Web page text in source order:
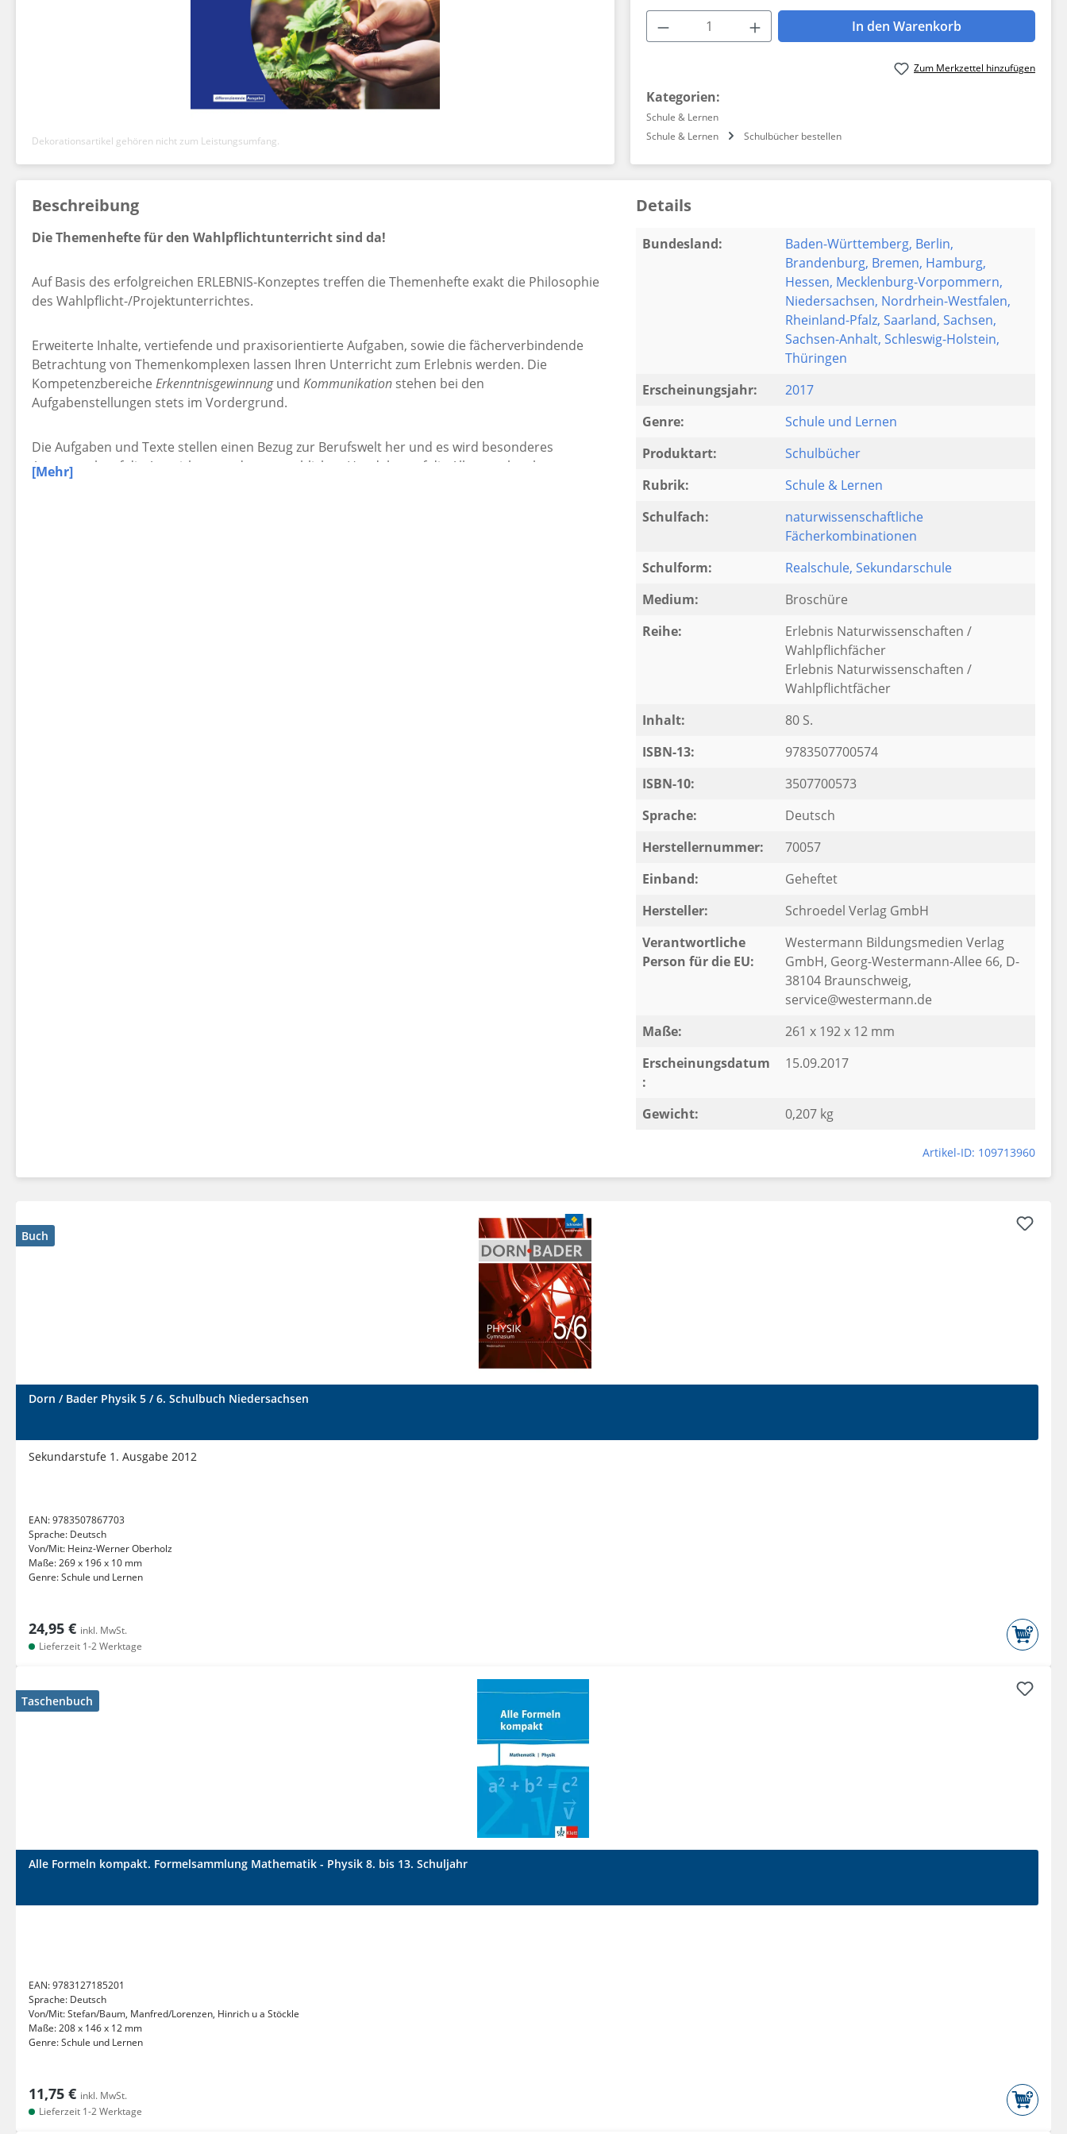
Dekorationsartikel gehören nicht zum Leistungsumfang.
Produkt Anzahl: Gib den gewünschten Wert
In den Warenkorb
Zum Merkzettel hinzufügen
Kategorien:
Schule & Lernen
Schule & Lernen
Schulbücher bestellen
Beschreibung
Die Themenhefte für den Wahlpflichtunterricht sind da!
Auf Basis des erfolgreichen ERLEBNIS-Konzeptes treffen die Themenhefte exakt die Philosophie
des Wahlpflicht-/Projektunterrichtes.
Erweiterte Inhalte, vertiefende und praxisorientierte Aufgaben, sowie die fächerverbindende
Betrachtung von Themenkomplexen lassen Ihren Unterricht zum Erlebnis werden. Die
Kompetenzbereiche Erkenntnisgewinnungund Kommunikation stehen bei den
Aufgabenstellungen stets im Vordergrund.
Die Aufgaben und Texte stellen einen Bezug zur Berufswelt her und es wird besonderes
Augenmerk auf die Auswirkungen des menschlichen Handelns auf die Alltagswelt gelegt.
[Mehr]
Details
Bundesland: Baden-Württemberg, Berlin,
Brandenburg, Bremen, Hamburg,
Hessen, Mecklenburg-Vorpommern,
Niedersachsen, Nordrhein-Westfalen,
Rheinland-Pfalz, Saarland, Sachsen,
Sachsen-Anhalt, Schleswig-Holstein,
Thüringen
Erscheinungsjahr:
2017
Genre:
Schule und Lernen
Produktart:
Schulbücher
Rubrik:
Schule & Lernen
Schulfach:
naturwissenschaftliche
Fächerkombinationen
Schulform:
Realschule, Sekundarschule
Medium:
Broschüre
Reihe:
Erlebnis Naturwissenschaften /
Wahlpflichfächer
Erlebnis Naturwissenschaften /
Wahlpflichtfächer
Inhalt:
80 S.
ISBN-13:
9783507700574
ISBN-10:
3507700573
Sprache:
Deutsch
Herstellernummer:
70057
Einband:
Geheftet
Hersteller:
Schroedel Verlag GmbH
Verantwortliche
Person für die EU:
Westermann Bildungsmedien Verlag
GmbH, Georg-Westermann-Allee 66, D-
38104 Braunschweig,
service@westermann.de
Maße:
261 x 192 x 12 mm
Erscheinungsdatum
:
15.09.2017
Gewicht: 0,207 kg
Artikel-ID: 109713960
Buch
Dorn / Bader Physik 5 / 6. Schulbuch Niedersachsen
Sekundarstufe 1. Ausgabe 2012
EAN:9783507867703
Sprache: Deutsch
Von/Mit: Heinz-Werner Oberholz
Maße:269 x 196 x 10 mm
Genre:Schule und Lernen
24,95 € inkl. MwSt.
Lieferzeit 1-2 Werktage
Taschenbuch
Alle Formeln kompakt. Formelsammlung Mathematik - Physik 8. bis 13. Schuljahr
EAN:9783127185201
Sprache: Deutsch
Von/Mit:Stefan/Baum, Manfred/Lorenzen, Hinrich u a Stöckle
Maße:208 x 146 x 12 mm
Genre:Schule und Lernen
11,75 € inkl. MwSt.
Lieferzeit 1-2 Werktage